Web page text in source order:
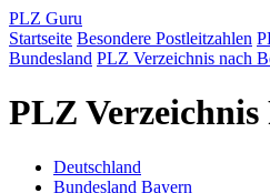
PLZ Guru
Startseite Besondere Postleitzahlen
Bundesland PLZ Verzeichnis nach
PLZ Verzeichnis
Deutschland
Bundesland Bayern